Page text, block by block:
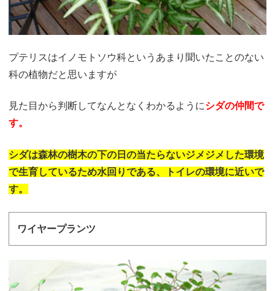
プテリスはイノモトソウ科というあまり聞いたことのない
科の植物だと思いますが
見た目から判断してなんとなくわかるようにシダの仲間で
す。
シダは森林の樹木の下の日の当たらないジメジメした環境
で生育しているため水回りである、
トイレの環境に近いで
す。
ワイヤープランツ